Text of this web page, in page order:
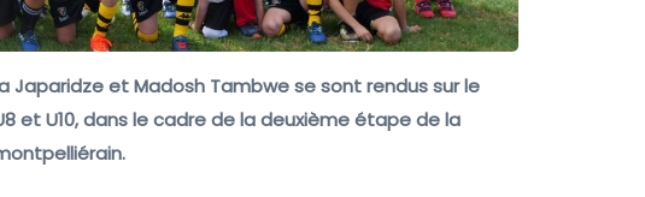
Japaridze et Madosh Tambwe se sont rendus sur le
et U10, dans le cadre de la deuxième étape de la